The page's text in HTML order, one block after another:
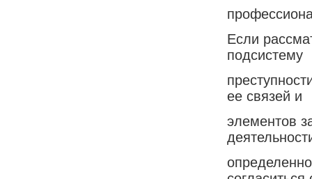
Если
подсистему
ее связей и
элементов